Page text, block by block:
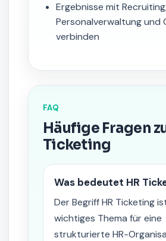
Ergebnisse mit
Personalverwaltung und
verbinden
FAQ
Häufige Fragen
Ticketing
Was bedeutet HR
Der Begriff HR Ticketing
wichtiges Thema für eine
strukturierte HR-